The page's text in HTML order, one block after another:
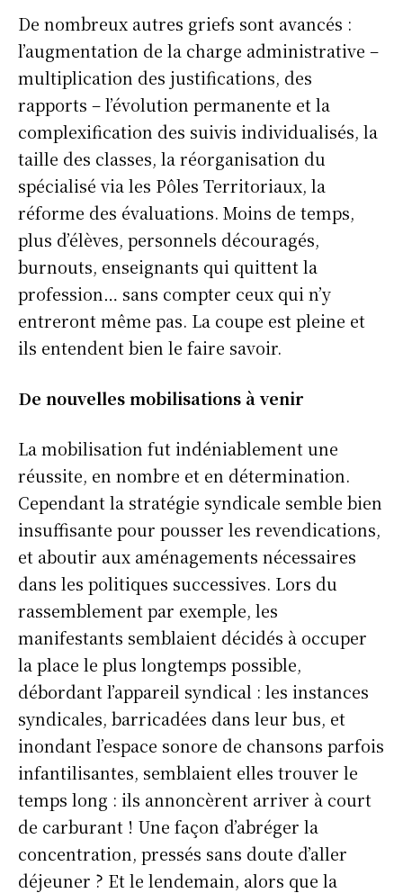
De nombreux autres griefs sont avancés :
l’augmentation de la charge administrative –
multiplication des justifications, des
rapports – l’évolution permanente et la
complexification des suivis individualisés, la
taille des classes, la réorganisation du
spécialisé via les Pôles Territoriaux, la
réforme des évaluations. Moins de temps,
plus d’élèves, personnels découragés,
burnouts, enseignants qui quittent la
profession… sans compter ceux qui n’y
entreront même pas. La coupe est pleine et
ils entendent bien le faire savoir.
De nouvelles mobilisations à venir
La mobilisation fut indéniablement une
réussite, en nombre et en détermination.
Cependant la stratégie syndicale semble bien
insuffisante pour pousser les revendications,
et aboutir aux aménagements nécessaires
dans les politiques successives. Lors du
rassemblement par exemple, les
manifestants semblaient décidés à occuper
la place le plus longtemps possible,
débordant l’appareil syndical : les instances
syndicales, barricadées dans leur bus, et
inondant l’espace sonore de chansons parfois
infantilisantes, semblaient elles trouver le
temps long : ils annoncèrent arriver à court
de carburant ! Une façon d’abréger la
concentration, pressés sans doute d’aller
déjeuner ? Et le lendemain, alors que la